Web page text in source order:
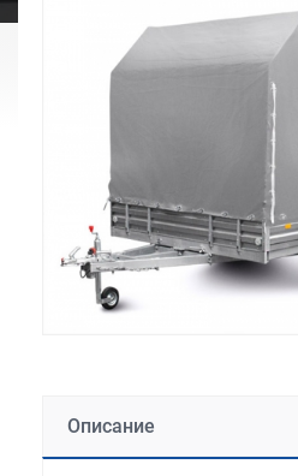
Описание